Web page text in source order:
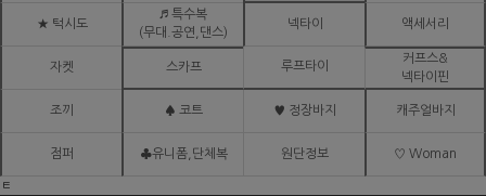
★ 턱시도
♬ 특수복
(무대.공연,댄스)
넥타이 액세서리
자켓 스카프 루프타이
커프스&
넥타이핀
조끼 ♠ 코트 ♥ 정장바지 캐주얼바지
점퍼 ♣유니폼,단체복 원단정보 ♡ Woman
ㅌ